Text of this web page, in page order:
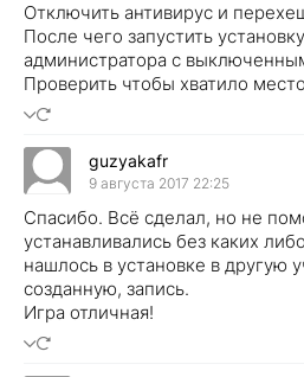
Отключить антивирус и
После чего запустить
администратора с
Проверить чтобы хватило
guzyakafr
9 августа 2017 22:25
Спасибо. Всё сделал, но не
устанавливались без каких
нашлось в установке в другую
созданную, запись.
Игра отличная!